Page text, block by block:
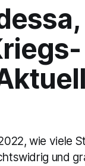
wie viele
und